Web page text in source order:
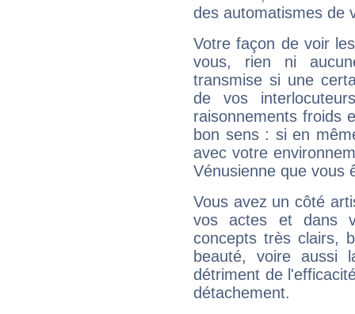
des automatismes de
Votre façon de voir
vous, rien ni
transmise si une
de vos
raisonnements froids
bon sens : si en
avec votre
Vénusienne que vous
Vous avez un côté
vos actes et dans
concepts très clairs,
beauté, voire aussi
détriment de
détachement.